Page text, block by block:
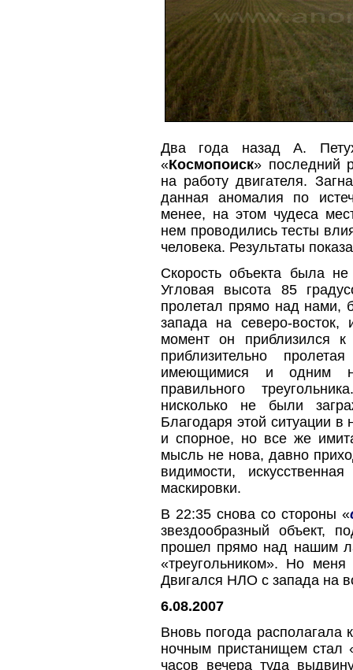
Два года назад А.
«Космопоиск» последний
на работу двигателя.
данная аномалия по
менее, на этом чудеса
нем проводились тесты
человека. Результаты
Скорость объекта была
Угловая высота 85
пролетал прямо над нами,
запада на северо-
момент он приблизился к
приблизительно
имеющимися и одним
правильного
нисколько не были
Благодаря этой ситуации в
и спорное, но все же
мысль не нова, давно
видимости,
маскировки.
В 22:35 снова со стороны «
звездообразный объект,
прошел прямо над нашим
«треугольником». Но
Двигался НЛО с запада на
6.08.2007
Вновь погода располагала
ночным пристанищем стал
часов вечера туда